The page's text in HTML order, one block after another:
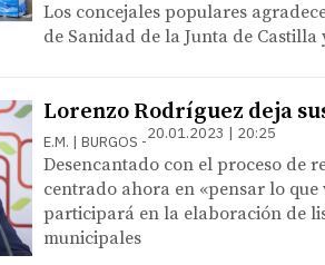
Los concejales populares
de Sanidad de la Junta de Castilla
Lorenzo Rodríguez deja
E.M. | BURGOS 20.01.2023 | 20:25
Desencantado con el proceso de
centrado ahora en «pensar lo que
participará en la elaboración de
municipales